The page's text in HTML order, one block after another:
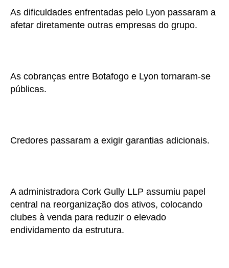
As dificuldades enfrentadas pelo Lyon passaram a
afetar diretamente outras empresas do grupo.
As cobranças entre Botafogo e Lyon tornaram-se
públicas.
Credores passaram a exigir garantias adicionais.
A administradora Cork Gully LLP assumiu papel
central na reorganização dos ativos, colocando
clubes à venda para reduzir o elevado
endividamento da estrutura.